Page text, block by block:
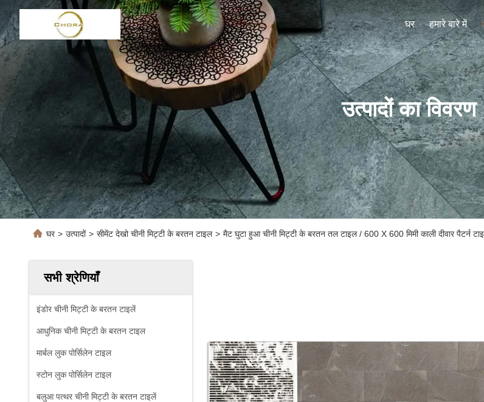
घर हमारे बारे में
उत्पादों का विवरण
घर > उत्पादों > सीमेंट देखो चीनी मिट्टी के बरतन टाइल > मैट घुटा हुआ चीनी मिट्टी के बरतन तल टाइल / 600 X 600 मिमी काली दीवार पैटर्न
सभी श्रेणियाँ
इंडोर चीनी मिट्टी के बरतन टाइलें
आधुनिक चीनी मिट्टी के बरतन टाइल
मार्बल लुक पोर्सिलेन टाइल
स्टोन लुक पोर्सिलेन टाइल
बलुआ पत्थर चीनी मिट्टी के बरतन टाइलें